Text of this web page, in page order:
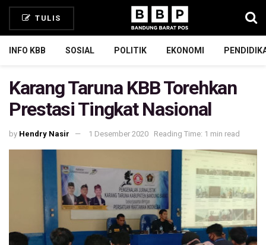
TULIS
INFO KBB SOSIAL POLITIK EKONOMI
Karang Taruna KBB Torehkan
Prestasi Tingkat Nasional
by Hendry Nasir 1 Desember 2020 Reading Time: 1 min read